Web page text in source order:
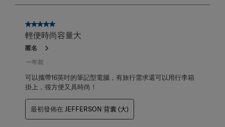
第
項，5星，共5星。
輕便時尚容量大
匿名
一年前
可以攜帶16英吋的筆記型電腦，有旅行需求還可以用行李箱
掛上，很方便又具時尚！
最初發佈在 JEFFERSON 背囊 (大)